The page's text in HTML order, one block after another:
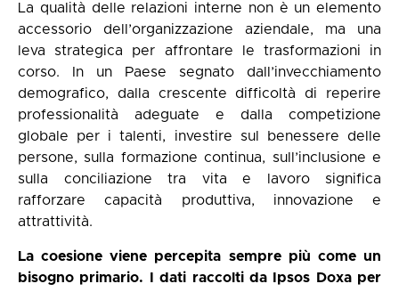
La qualità delle relazioni interne non è un elemento
accessorio dell’organizzazione aziendale, ma una
leva strategica per affrontare le trasformazioni in
corso. In un Paese segnato dall’invecchiamento
demografico, dalla crescente difficoltà di reperire
professionalità adeguate e dalla competizione
globale per i talenti, investire sul benessere delle
persone, sulla formazione continua, sull’inclusione e
sulla conciliazione tra vita e lavoro significa
rafforzare capacità produttiva, innovazione e
attrattività.
La coesione viene percepita sempre più come un
bisogno primario. I dati raccolti da Ipsos Doxa per